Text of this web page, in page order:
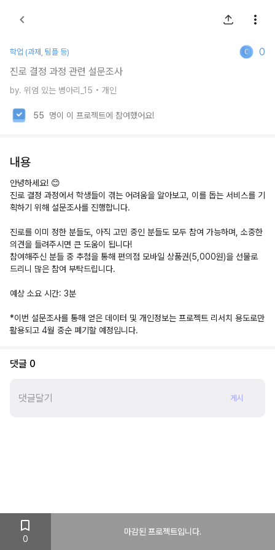
학업 (과제, 팀플 등)
0
진로 결정 과정 관련 설문조사
by. 위엄 있는 병아리_15 • 개인
55 명이 이 프로젝트에 참여했어요!
내용
안녕하세요! 😊
진로 결정 과정에서 학생들이 겪는 어려움을 알아보고, 이를 돕는 서비스를 기
획하기 위해 설문조사를 진행합니다.
진로를 이미 정한 분들도, 아직 고민 중인 분들도 모두 참여 가능하며, 소중한
의견을 들려주시면 큰 도움이 됩니다!
참여해주신 분들 중 추첨을 통해 편의점 모바일 상품권(5,000원)을 선물로
드리니 많은 참여 부탁드립니다.
예상 소요 시간: 3분
*이번 설문조사를 통해 얻은 데이터 및 개인정보는 프로젝트 리서치 용도로만
활용되고 4월 중순 폐기할 예정입니다.
댓글 0
게시
0
마감된 프로젝트입니다.